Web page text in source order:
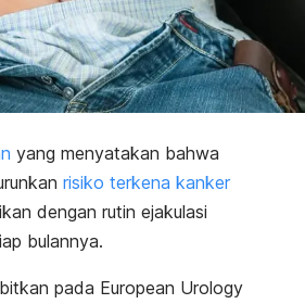
yang menyatakan bahwa
risiko terkena kanker
dengan rutin ejakulasi
bulannya.
pada European Urology